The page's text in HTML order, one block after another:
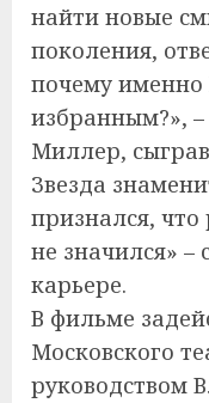
найти новые
поколения,
почему
избранным?»,
Миллер,
Звезда
признался, что
не значился» –
карьере.
В фильме
Московского
руководством